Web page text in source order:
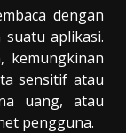
dengan
aplikasi.
kemungkinan
sensitif atau
uang, atau
pengguna.